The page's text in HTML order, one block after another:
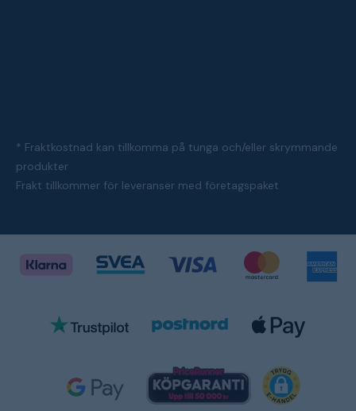
* Fraktkostnad kan tillkomma på tunga och/eller skrymmande
produkter
Frakt tillkommer för leveranser med företagspaket